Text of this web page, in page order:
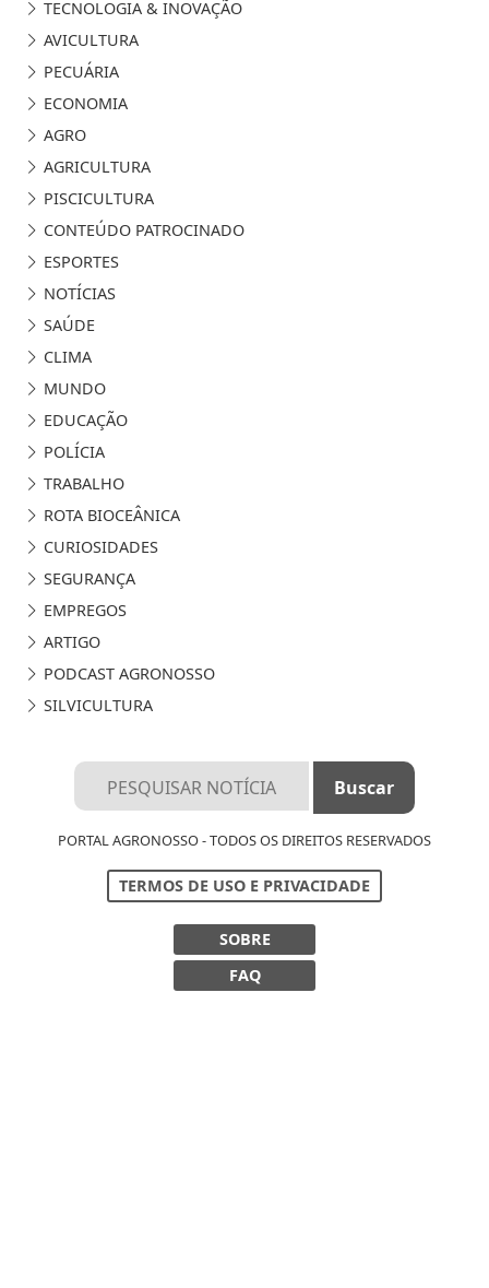
TECNOLOGIA & INOVAÇÃO
AVICULTURA
PECUÁRIA
ECONOMIA
AGRO
AGRICULTURA
PISCICULTURA
CONTEÚDO PATROCINADO
ESPORTES
NOTÍCIAS
SAÚDE
CLIMA
MUNDO
EDUCAÇÃO
POLÍCIA
TRABALHO
ROTA BIOCEÂNICA
CURIOSIDADES
SEGURANÇA
EMPREGOS
ARTIGO
PODCAST AGRONOSSO
SILVICULTURA
PORTAL AGRONOSSO - TODOS OS DIREITOS RESERVADOS
TERMOS DE USO E PRIVACIDADE
SOBRE
FAQ